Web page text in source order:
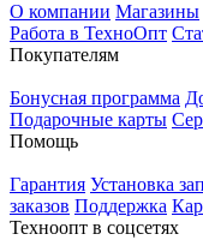
О компании Магазины
Работа в ТехноОпт
Покупателям
Бонусная программа
Подарочные карты
Помощь
Гарантия Установка
заказов Поддержка
Техноопт в соцсетях